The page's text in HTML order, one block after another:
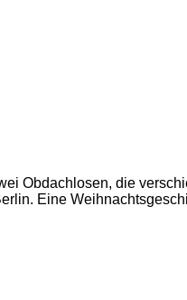
Obdachlosen, die
Eine